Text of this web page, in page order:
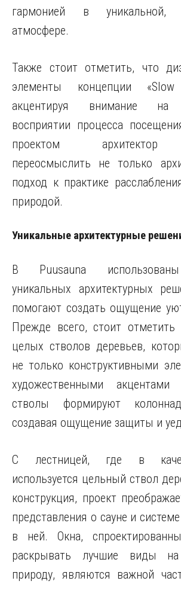
гармонией в уникальной,
атмосфере.
Также стоит отметить, что
элементы концепции «Slow
акцентируя внимание на
восприятии процесса
проектом архитектор
переосмыслить не только
подход к практике
природой.
Уникальные архитектурные
В Puusauna
уникальных архитектурных
помогают создать ощущение
Прежде всего, стоит отметить
целых стволов деревьев,
не только конструктивными
художественными
стволы формируют
создавая ощущение защиты и
С лестницей, где в
используется цельный ствол
конструкция, проект
представления о сауне и
в ней. Окна,
раскрывать лучшие виды
природу, являются важной